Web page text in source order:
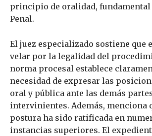
principio de oralidad, fundamental
Penal.
El juez especializado sostiene que
velar por la legalidad del
norma procesal establece
necesidad de expresar las
oral y pública ante las demás
intervinientes. Además, menciona
postura ha sido ratificada en
instancias superiores. El